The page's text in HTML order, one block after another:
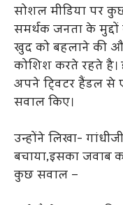
सोशल मीडिया पर
समर्थक जनता के
खुद को बहलाने की
कोशिश करते रहते
अपने टि्वटर हैंडल से
सवाल किए।
उन्होंने लिखा-
बचाया,इसका जवाब
कुछ सवाल –